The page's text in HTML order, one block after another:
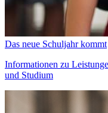
Das neue Schuljahr kommt
Informationen zu
und Studium